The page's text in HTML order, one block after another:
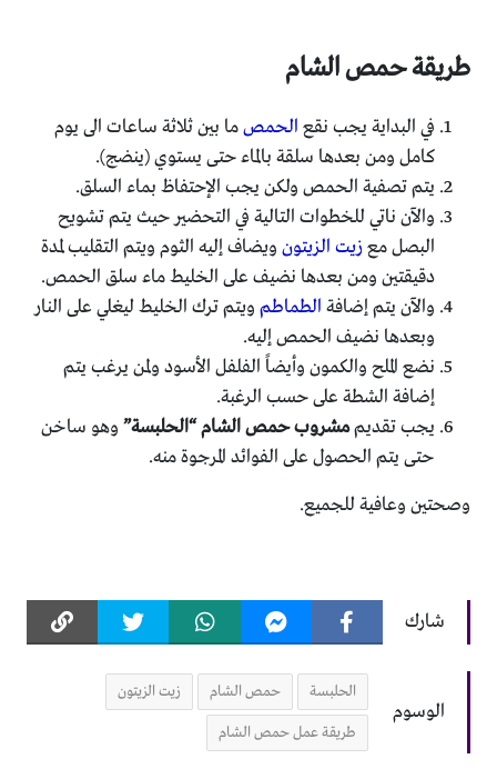
طريقة حمص الشام
في البداية يجب نقع الحمصما بين ثلاثة ساعات الى يوم
كامل ومن بعدها سلقة بالماء حتى يستوي (ينضج).
يتم تصفية الحمص ولكن يجب الإحتفاظ بماء السلق.
والآن ناتي للخطوات التالية في التحضير حيث يتم تشويح
البصل معزيت الزيتون ويضاف إليه الثوم ويتم التقليب لمدة
دقيقتين ومن بعدها نضيف على الخليط ماء سلق الحمص.
والآن يتم إضافة الطماطم ويتم ترك الخليط ليغلي على النار
وبعدها نضيف الحمص إليه.
نضع الملح والكمون وأيضاً الفلفل الأسود ولمن يرغب يتم
إضافة الشطة على حسب الرغبة.
يجب تقديممشروب حمص الشام “الحلبسة” وهو ساخن
حتى يتم الحصول على الفوائد المرجوة منه.
وصحتين وعافية للجميع.
شارك
الوسوم
الحلبسة حمص الشام زيت الزيتون
طريقة عمل حمص الشام